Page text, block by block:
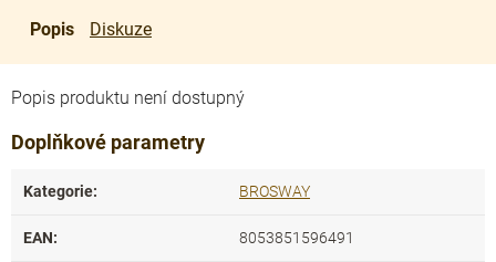
Popis Diskuze
Popis produktu není dostupný
Doplňkové parametry
Kategorie: BROSWAY
EAN: 8053851596491